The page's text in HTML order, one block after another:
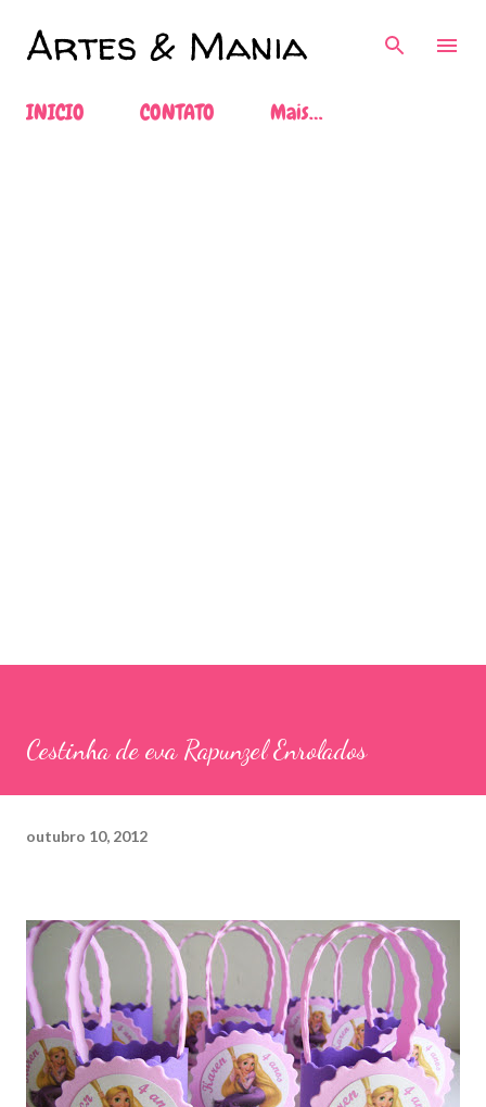
Artes & Mania
INICIO CONTATO Mais…
Cestinha de eva Rapunzel Enrolados
outubro 10, 2012